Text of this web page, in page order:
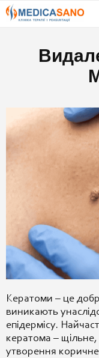
Кератоми – це
виникають
епідермісу.
кератома –
утворення